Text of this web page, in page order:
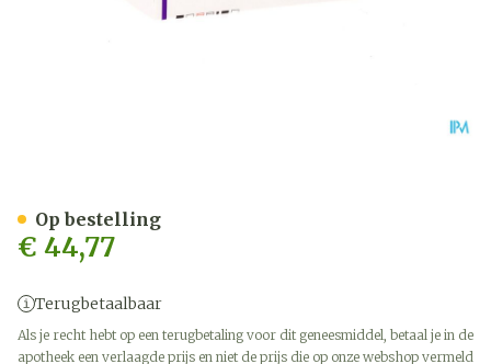
€ 44,77
Terugbetaalbaar
Als je recht hebt op een terugbetaling voor dit geneesmiddel, betaal je in de
apotheek een verlaagde prijs en niet de prijs die op onze webshop vermeld
Op bestelling